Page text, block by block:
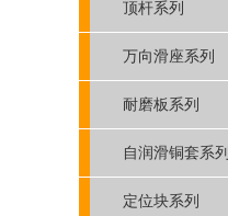
顶杆系列
万向滑座系列
耐磨板系列
自润滑铜套系列
定位块系列